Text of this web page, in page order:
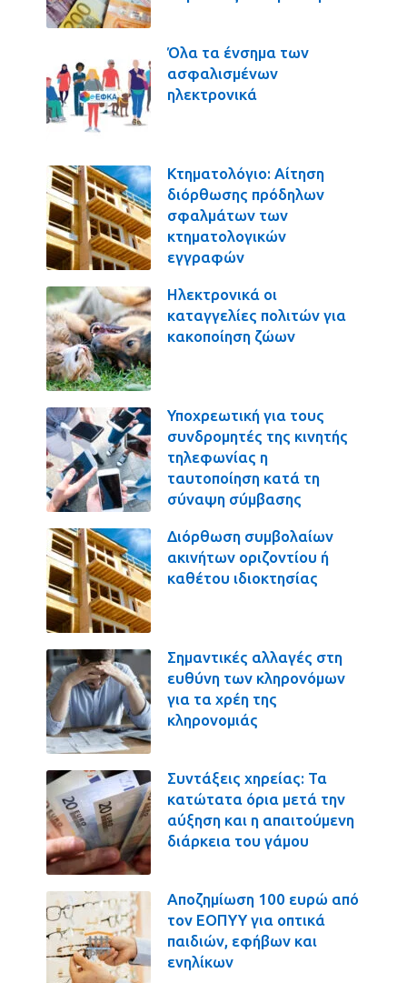
Όλα τα ένσημα των
ασφαλισμένων
ηλεκτρονικά
Κτηματολόγιο: Αίτηση
διόρθωσης πρόδηλων
σφαλμάτων των
κτηματολογικών
εγγραφών
Ηλεκτρονικά οι
καταγγελίες πολιτών για
κακοποίηση ζώων
Υποχρεωτική για τους
συνδρομητές της κινητής
τηλεφωνίας η
ταυτοποίηση κατά τη
σύναψη σύμβασης
Διόρθωση συμβολαίων
ακινήτων οριζοντίου ή
καθέτου ιδιοκτησίας
Σημαντικές αλλαγές στη
ευθύνη των κληρονόμων
για τα χρέη της
κληρονομιάς
Συντάξεις χηρείας: Τα
κατώτατα όρια μετά την
αύξηση και η απαιτούμενη
διάρκεια του γάμου
Αποζημίωση 100 ευρώ από
τον ΕΟΠΥΥ για οπτικά
παιδιών, εφήβων και
ενηλίκων